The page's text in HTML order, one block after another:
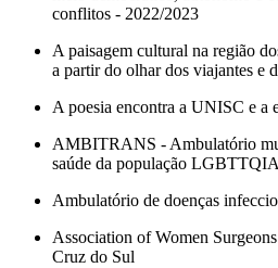
conflitos - 2022/2023
A paisagem cultural na região
a partir do olhar dos viajantes e
A poesia encontra a UNISC e a
AMBITRANS - Ambulatório
saúde da população
Ambulatório de doenças
Association of Women
Cruz do Sul